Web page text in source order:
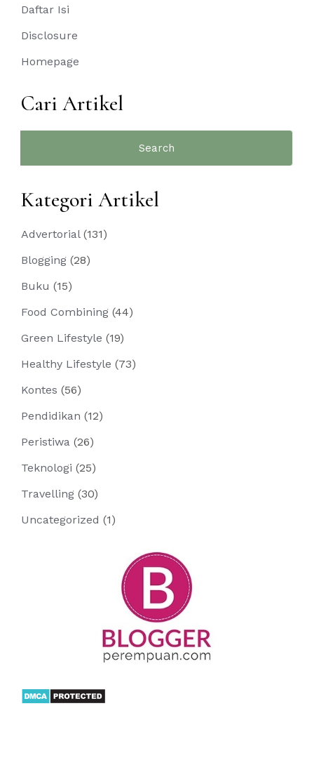
Daftar Isi
Disclosure
Homepage
Cari Artikel
Kategori Artikel
Advertorial(131)
Blogging (28)
Buku (15)
Food Combining (44)
Green Lifestyle (19)
Healthy Lifestyle (73)
Kontes (56)
Pendidikan (12)
Peristiwa (26)
Teknologi (25)
Travelling (30)
Uncategorized (1)